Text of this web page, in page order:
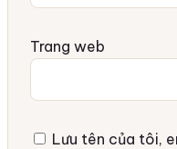
Trang web
Lưu tên của tôi,